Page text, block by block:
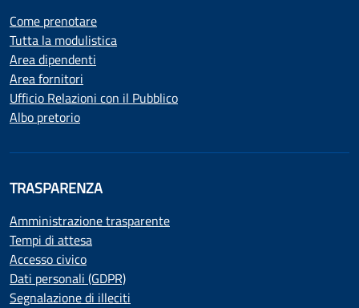
Come prenotare
Tutta la modulistica
Area dipendenti
Area fornitori
Ufficio Relazioni con il Pubblico
Albo pretorio
TRASPARENZA
Amministrazione trasparente
Tempi di attesa
Accesso civico
Dati personali (GDPR)
Segnalazione di illeciti